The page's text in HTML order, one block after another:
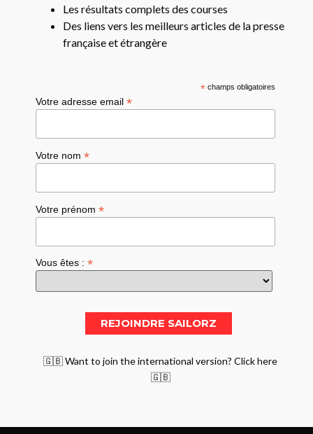
Les résultats complets des courses
Des liens vers les meilleurs articles de la presse
française et étrangère
*champs obligatoires
Votre adresse email*
Votre nom*
Votre prénom*
Vous êtes :*
🇬🇧 Want to join the international version? Click here
🇬🇧